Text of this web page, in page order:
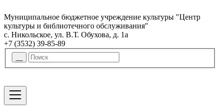
Муниципальное бюджетное учреждение культуры "Центр
культуры и библиотечного обслуживания"
с. Никольское, ул. В.Т. Обухова, д. 1а
+7 (3532) 39-85-89